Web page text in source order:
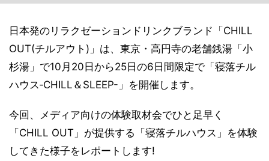
日本発のリラクゼーションドリンクブランド「CHILL
OUT(チルアウト)」は、東京・高円寺の老舗銭湯「小
杉湯」で10月20日から25日の6日間限定で「寝落チル
ハウス‐CHILL＆SLEEP-」を開催します。
今回、メディア向けの体験取材会でひと足早く
「CHILL OUT」が提供する「寝落チルハウス」を体験
してきた様子をレポートします!